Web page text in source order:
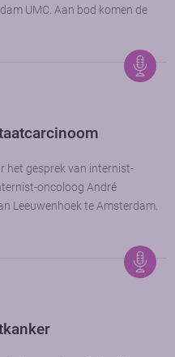
UMC. Aan bod komen de
het gesprek van internist-
oncoloog André
Leeuwenhoek te Amsterdam.